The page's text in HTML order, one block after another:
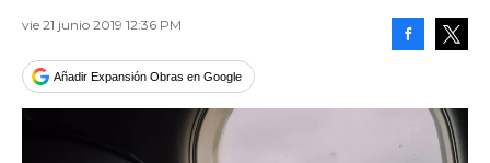
vie 21 junio 2019 12:36 PM
Añadir Expansión Obras en Google